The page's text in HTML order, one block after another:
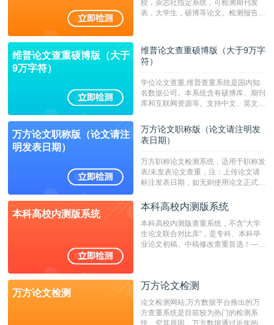
校，杂志社指定系统，可检测期刊发
表，大学生，硕博等论文。检测报告支
维普论文查重硕博版（大于
9万字符）
维普论文查重硕博版（大于9万字
符）
学位论文查重,维普查重系统是国内知
名数据公司。本系统含有硕博库、期刊
库和互联网资源等。支持中文、英文、
定院校！！！
万方论文职称版（论文请注
明发表日期）
万方论文职称版（论文请注明发
表日期）
万方职称论文检测系统，适用于职称发
表/未发表论文查重，注：上传论文请
标注发表日期，如无则使用论文正式发
成时间作为发表日期。
本科高校内测版系统
本科高校内测版系统
本科高校内测版查重系统，不含”大学
生论文联合对比库“，是专科、本科毕
业论文初稿、中稿修改查重首选！——
万方论文检测
万方论文检测
论文检测网站,万方数据平台推出的万
方查重系统是目前较为热门的检测系
统。究其原因，万方数据通过近年的发